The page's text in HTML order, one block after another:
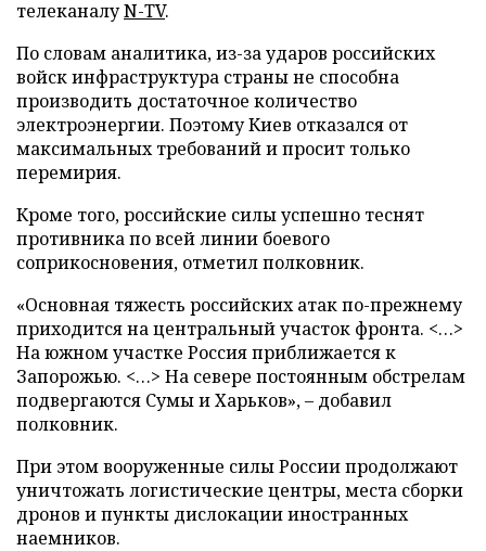
телеканалуN-TV.
По словам аналитика, из-за ударов российских
войск инфраструктура страны не способна
производить достаточное количество
электроэнергии. Поэтому Киев отказался от
максимальных требований и просит только
перемирия.
Кроме того, российские силы успешно теснят
противника по всей линии боевого
соприкосновения, отметил полковник.
«Основная тяжесть российских атак по-прежнему
приходится на центральный участок фронта. <…>
На южном участке Россия приближается к
Запорожью. <…> На севере постоянным обстрелам
подвергаются Сумы и Харьков», – добавил
полковник.
При этом вооруженные силы России продолжают
уничтожать логистические центры, места сборки
дронов и пункты дислокации иностранных
наемников.